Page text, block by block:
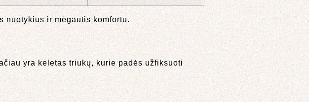
ir mėgautis komfortu.
yra keletas triukų, kurie padės užfiksuoti